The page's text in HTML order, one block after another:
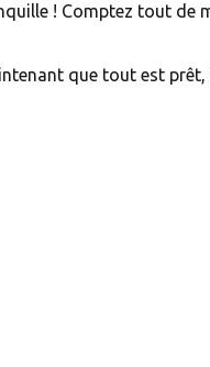
! Comptez tout de
que tout est prêt,